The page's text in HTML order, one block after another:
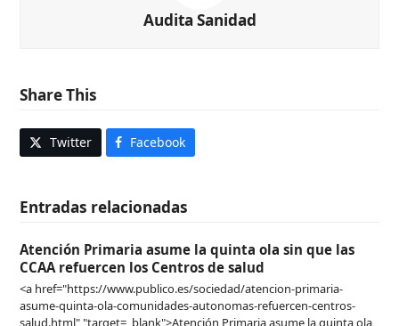
Audita Sanidad
Share This
Twitter Facebook
Entradas relacionadas
Atención Primaria asume la quinta ola sin que las
CCAA refuercen los Centros de salud
<a href="https://www.publico.es/sociedad/atencion-primaria-
asume-quinta-ola-comunidades-autonomas-refuercen-centros-
salud.html" "target=_blank">Atención Primaria asume la quinta ola